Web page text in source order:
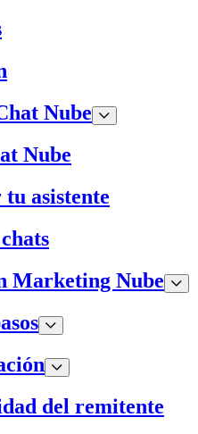
Nube
Nube
asistente
Marketing Nube
del remitente